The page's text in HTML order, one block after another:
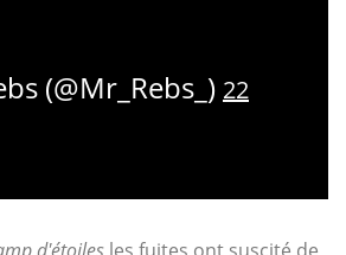
(@Mr_Rebs_) 22